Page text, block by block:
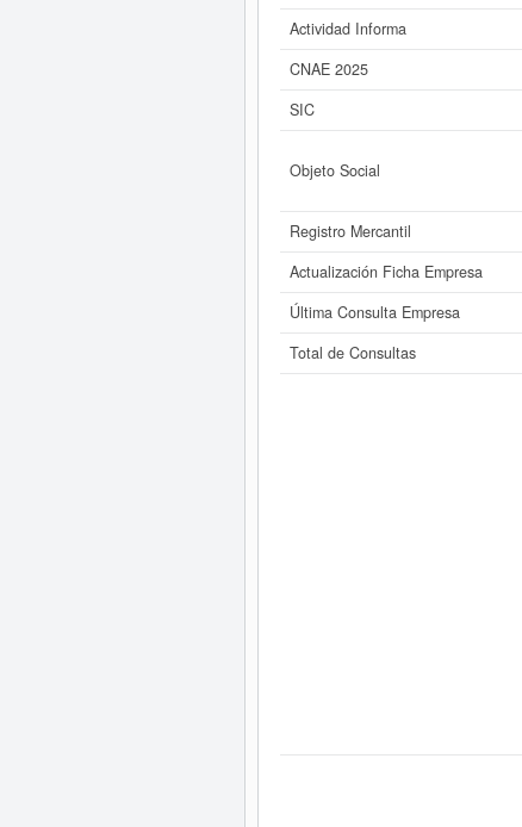
Actividad Informa
CNAE 2025
SIC
Objeto Social
Registro Mercantil
Actualización Ficha Empresa
Última Consulta Empresa
Total de Consultas